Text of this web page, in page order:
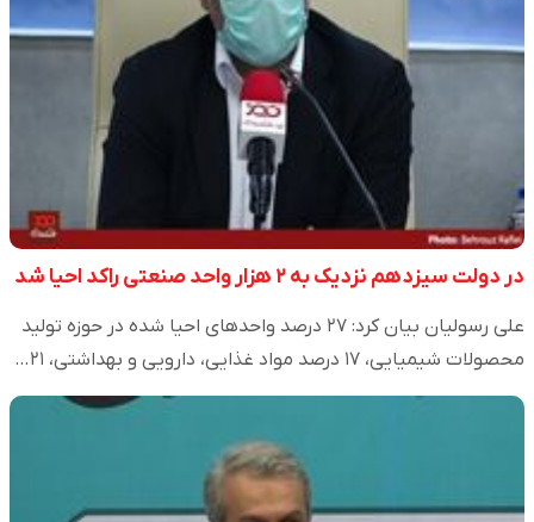
در دولت سیزدهم نزدیک به ۲ هزار واحد صنعتی راکد احیا شد
علی رسولیان بیان کرد: ۲۷ درصد واحدهای احیا شده در حوزه تولید
محصولات شیمیایی، ۱۷ درصد مواد غذایی، دارویی و بهداشتی، ۲۱…